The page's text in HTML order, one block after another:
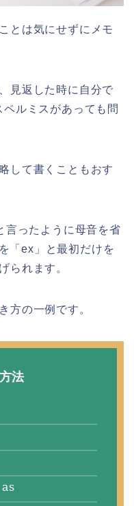
とは気にせずにメモ
見返した時に自分で
ルミスがあっても問
して書くこともおす
ったように母音を省
「ex」と最初だけを
られます。
方の一例です。
法